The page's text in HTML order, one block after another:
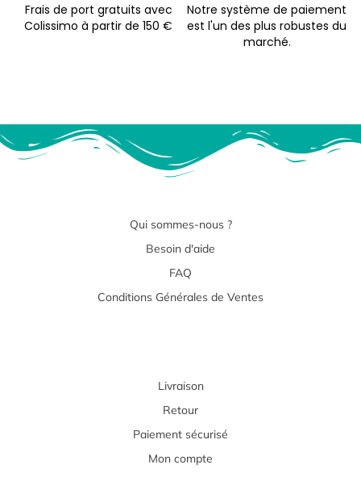
Frais de port gratuits avec
Colissimo à partir de 150 €
Notre système de paiement
est l'un des plus robustes du
marché.
Qui sommes-nous ?
Besoin d'aide
FAQ
Conditions Générales de Ventes
Livraison
Retour
Paiement sécurisé
Mon compte